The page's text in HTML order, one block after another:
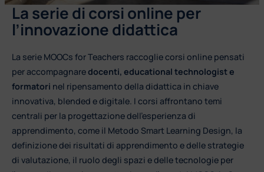
La serie di corsi online per
l’innovazione didattica
La serie MOOCs for Teachers raccoglie corsi online pensati
per accompagnaredocenti, educational technologist e
formatori nel ripensamento della didattica in chiave
innovativa, blended e digitale. I corsi affrontano temi
centrali per la progettazione dell’esperienza di
apprendimento, come il Metodo Smart Learning Design, la
definizione dei risultati di apprendimento e delle strategie
di valutazione, il ruolo degli spazi e delle tecnologie per